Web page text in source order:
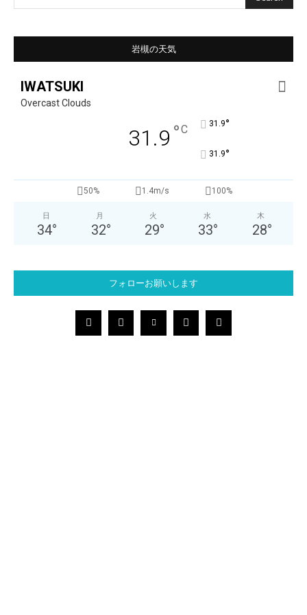
岩槻の天気
IWATSUKI
Overcast Clouds
31.9 °C 31.9°
31.9°
50% 1.4m/s 100%
日
34°
月
32°
火
29°
水
33°
木
28°
フォローお願いします